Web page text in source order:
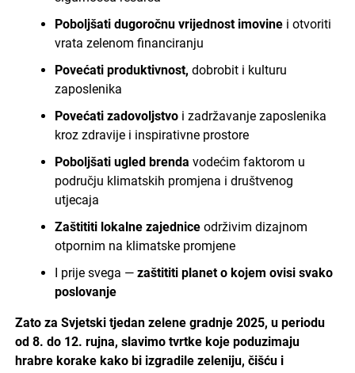
Poboljšati dugoročnu vrijednost imovine i otvoriti
vrata zelenom financiranju
Povećati produktivnost, dobrobit i kulturu
zaposlenika
Povećati zadovoljstvoi zadržavanje zaposlenika
kroz zdravije i inspirativne prostore
Poboljšati ugled brenda vodećim faktorom u
području klimatskih promjena i društvenog
utjecaja
Zaštititi lokalne zajednice održivim dizajnom
otpornim na klimatske promjene
I prije svega — zaštititi planet o kojem ovisi svako
poslovanje
Zato za Svjetski tjedan zelene gradnje 2025, u periodu
od 8. do 12. rujna, slavimo tvrtke koje poduzimaju
hrabre korake kako bi izgradile zeleniju, čišću i